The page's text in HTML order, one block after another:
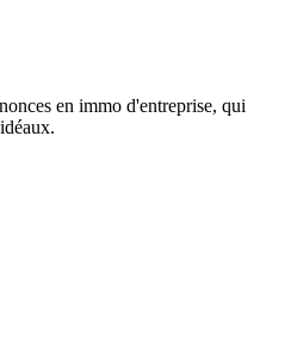
en immo d'entreprise, qui